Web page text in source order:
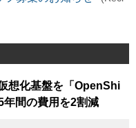
想化基盤を「OpenShi
間の費用を2割減